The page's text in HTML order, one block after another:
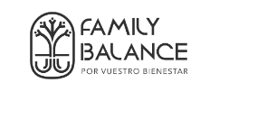
Saltar
contenido